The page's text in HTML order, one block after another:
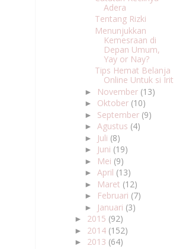
Adera
Tentang Rizki
Menunjukkan
Kemesraan di
Depan Umum,
Yay or Nay?
Tips Hemat Belanja
Online Untuk si Irit
► November (13)
► Oktober (10)
► September (9)
► Agustus (4)
► Juli (8)
► Juni (19)
► Mei (9)
► April (13)
► Maret (12)
► Februari (7)
► Januari (3)
► 2015 (92)
► 2014 (152)
► 2013 (64)